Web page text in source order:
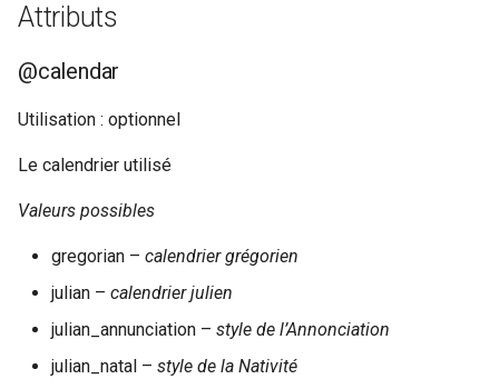
Exemple 8
Exemple 9
Exemple 10
Exemple 13
Exemple 8
Exemple 9
Exemple 10
Exemple 13
Attributs
@calendar
Utilisation : optionnel
Le calendrier utilisé
Valeurs possibles
gregorian – calendrier grégorien
julian – calendrier julien
julian_annunciation – style de l’Annonciation
julian_natal – style de la Nativité